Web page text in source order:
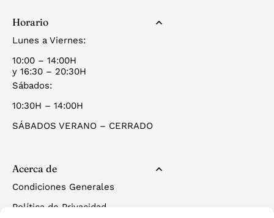
Horario
Lunes a Viernes:
10:00 – 14:00H
y 16:30 – 20:30H
Sábados:
10:30H – 14:00H
SÁBADOS VERANO – CERRADO
Acerca de
Condiciones Generales
Política de Privacidad